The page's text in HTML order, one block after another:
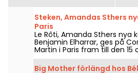
Steken, Amandas Sthers
Paris
Le Rôti, Amanda Sthers nya
Benjamin Elharrar, ges på
Martin i Paris fram till den 15
Big Mother förlängd hos